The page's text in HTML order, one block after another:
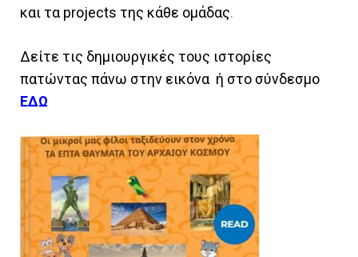
και τα projects της κάθε ομάδας.
Δείτε τις δημιουργικές τους ιστορίες
πατώντας πάνω στην εικόνα ή στο σύνδεσμο
ΕΔΩ